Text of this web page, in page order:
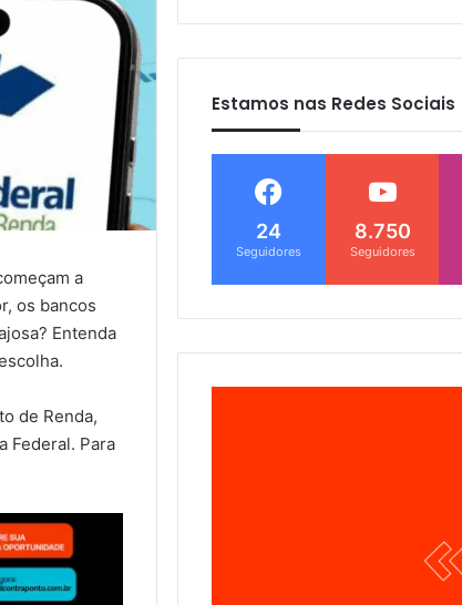
a
os bancos
Entenda
de Renda,
Federal. Para
Estamos nas Redes Sociais
24
Seguidores
8.750
Seguidores